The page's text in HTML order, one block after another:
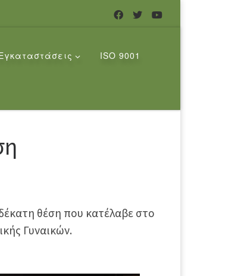
ISO 9001
θέση που κατέλαβε στο
Γυναικών.